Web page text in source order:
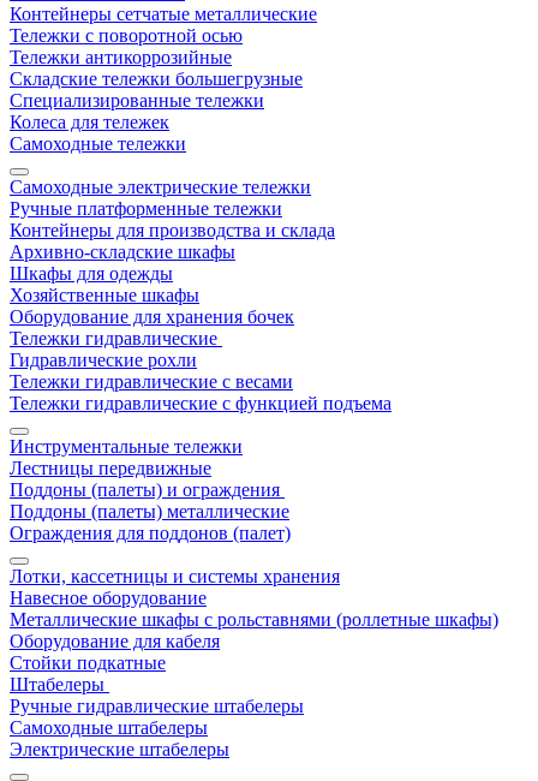
Контейнеры сетчатые металлические
Тележки с поворотной осью
Тележки антикоррозийные
Складские тележки большегрузные
Специализированные тележки
Колеса для тележек
Самоходные тележки
Самоходные электрические тележки
Ручные платформенные тележки
Контейнеры для производства и склада
Архивно-складские шкафы
Шкафы для одежды
Хозяйственные шкафы
Оборудование для хранения бочек
Тележки гидравлические
Гидравлические рохли
Тележки гидравлические с весами
Тележки гидравлические с функцией подъема
Инструментальные тележки
Лестницы передвижные
Поддоны (палеты) и ограждения
Поддоны (палеты) металлические
Ограждения для поддонов (палет)
Лотки, кассетницы и системы хранения
Навесное оборудование
Металлические шкафы с рольставнями (роллетные шкафы)
Оборудование для кабеля
Стойки подкатные
Штабелеры
Ручные гидравлические штабелеры
Самоходные штабелеры
Электрические штабелеры